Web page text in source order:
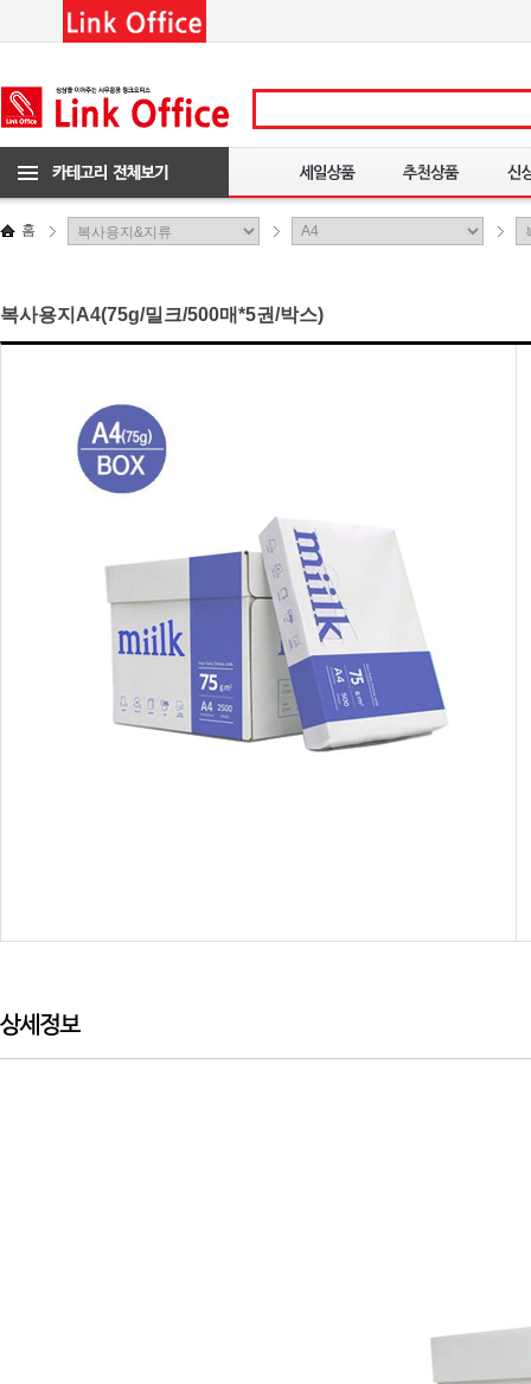
홈
복사용지A4(75g/밀크/500매*5권/박스)